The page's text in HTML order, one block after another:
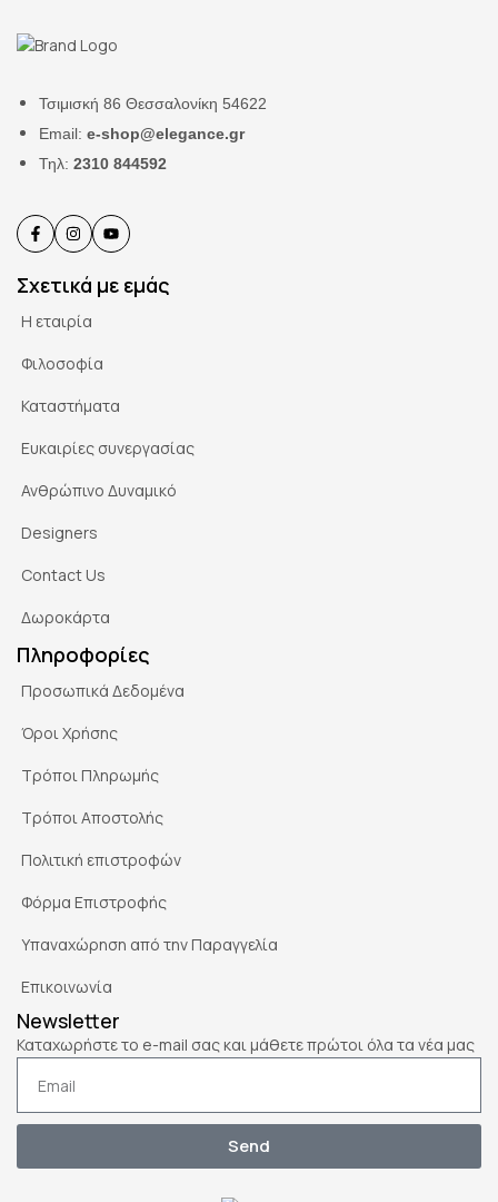
Τσιμισκή 86 Θεσσαλονίκη 54622
Email: e-shop@elegance.gr
Τηλ: 2310 844592
Σχετικά με εμάς
Η εταιρία
Φιλοσοφία
Καταστήματα
Ευκαιρίες συνεργασίας
Ανθρώπινο Δυναμικό
Designers
Contact Us
Δωροκάρτα
Πληροφορίες
Προσωπικά Δεδομένα
Όροι Χρήσης
Τρόποι Πληρωμής
Τρόποι Αποστολής
Πολιτική επιστροφών
Φόρμα Επιστροφής
Υπαναχώρηση από την Παραγγελία
Επικοινωνία
Newsletter
Καταχωρήστε το e-mail σας και μάθετε πρώτοι όλα τα νέα μας
Send